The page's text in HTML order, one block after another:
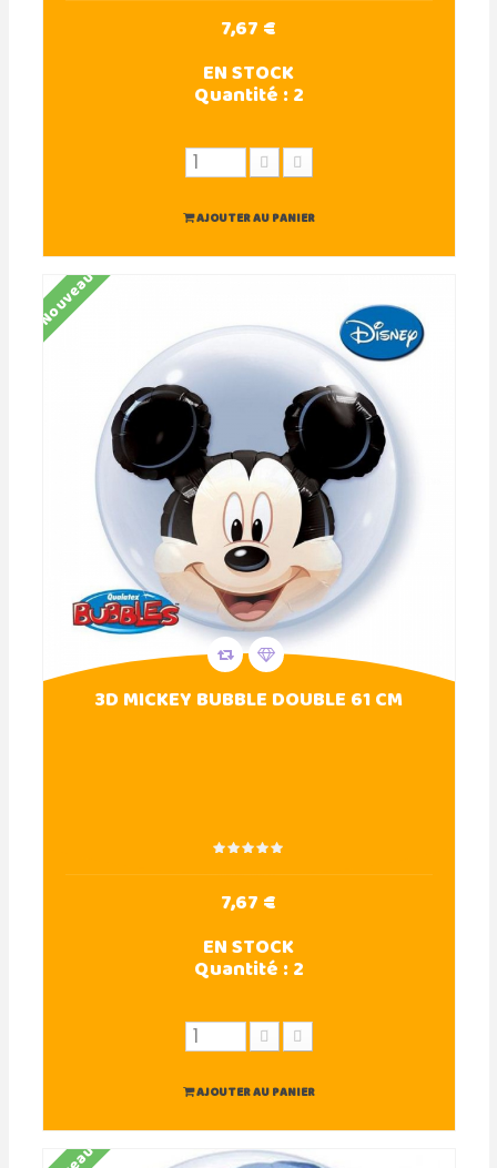
7,67 €
EN STOCK
Quantité :2
AJOUTER AU PANIER
Nouveau
3D MICKEY BUBBLE DOUBLE 61 CM
7,67 €
EN STOCK
Quantité :2
AJOUTER AU PANIER